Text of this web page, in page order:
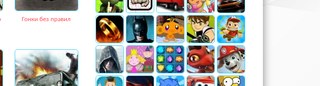
Гонки без правил